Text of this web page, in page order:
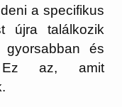
a specifikus
újra találkozik
és
Ez az, amit